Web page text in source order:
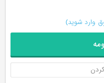
وارد شوید)